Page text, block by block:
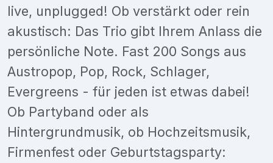
live, unplugged! Ob verstärkt oder rein
akustisch: Das Trio gibt Ihrem Anlass die
persönliche Note. Fast 200 Songs aus
Austropop, Pop, Rock, Schlager,
Evergreens - für jeden ist etwas dabei!
Ob Partyband oder als
Hintergrundmusik, ob Hochzeitsmusik,
Firmenfest oder Geburtstagsparty: